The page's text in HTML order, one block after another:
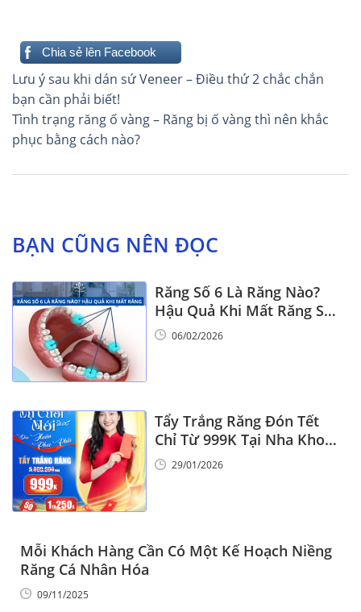
Chia sẻ lên Facebook
Điều
hướng
bài
viết
Lưu ý sau khi dán sứ Veneer – Điều thứ 2 chắc chắn
bạn cần phải biết!
Tình trạng răng ố vàng – Răng bị ố vàng thì nên khắc
phục bằng cách nào?
BẠN CŨNG NÊN ĐỌC
Răng Số 6 Là Răng Nào?
Hậu Quả Khi Mất Răng Số
6
06/02/2026
Tẩy Trắng Răng Đón Tết
Chỉ Từ 999K Tại Nha Khoa
Vinalign
29/01/2026
Mỗi Khách Hàng Cần Có Một Kế Hoạch Niềng
Răng Cá Nhân Hóa
09/11/2025